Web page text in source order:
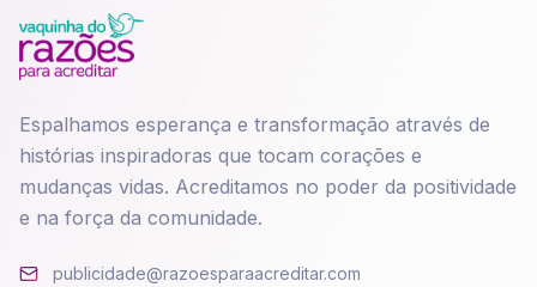
Espalhamos esperança e transformação através de
histórias inspiradoras que tocam corações e
mudanças vidas. Acreditamos no poder da positividade
e na força da comunidade.
publicidade@razoesparaacreditar.com